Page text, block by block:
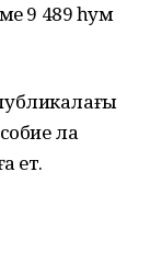
9 489 һум
ла
етә.